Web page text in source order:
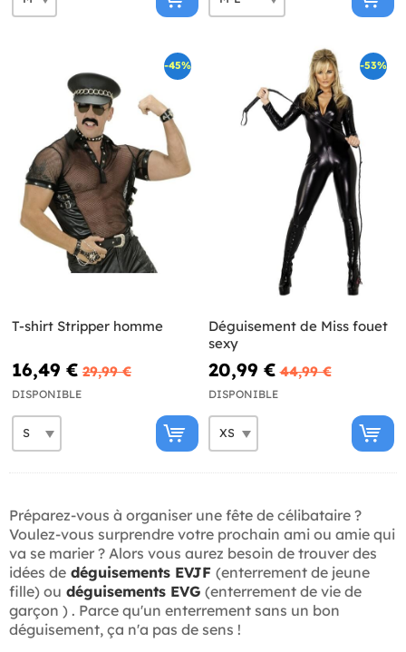
-45%
T-shirt Stripper homme
16,49 € 29,99 €
DISPONIBLE
-53%
Déguisement de Miss fouet
sexy
20,99 € 44,99 €
DISPONIBLE
Préparez-vous à organiser une fête de célibataire ?
Voulez-vous surprendre votre prochain ami ou amie qui
va se marier ? Alors vous aurez besoin de trouver des
idées de déguisements EVJF (enterrement de jeune
fille) ou déguisements EVG (enterrement de vie de
garçon ) . Parce qu'un enterrement sans un bon
déguisement, ça n'a pas de sens !